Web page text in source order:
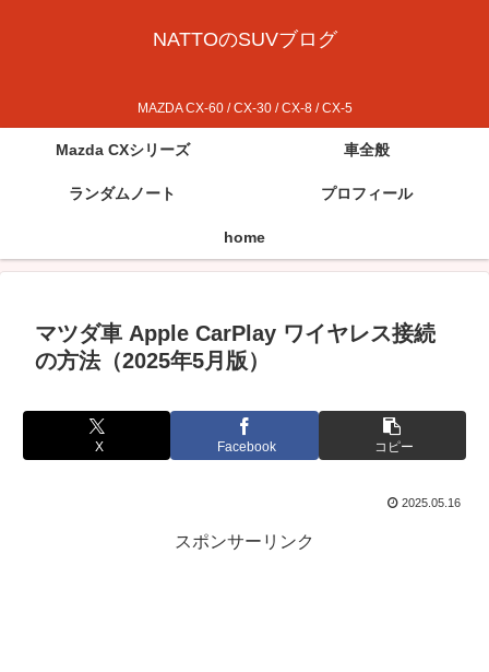
NATTOのSUVブログ
MAZDA CX-60 / CX-30 / CX-8 / CX-5
Mazda CXシリーズ 車全般
ランダムノート プロフィール
home
マツダ車 Apple CarPlay ワイヤレス接続
の方法（2025年5月版）
X Facebook コピー
2025.05.16
スポンサーリンク